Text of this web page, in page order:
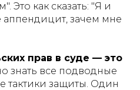
Это как сказать: "Я и
аппендицит, зачем мне
прав в суде — это
знать все подводные
тактики защиты. Один